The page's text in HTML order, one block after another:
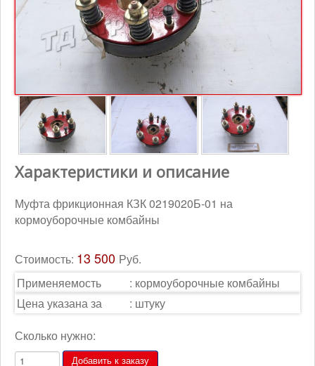
Контакты
Корзина
Характеристики и описание
Муфта фрикционная КЗК 0219020Б-01 на
кормоуборочные комбайны
Стоимость: 13 500 Руб.
Применяемость
: кормоуборочные комбайны
Цена указана за
: штуку
Сколько нужно: